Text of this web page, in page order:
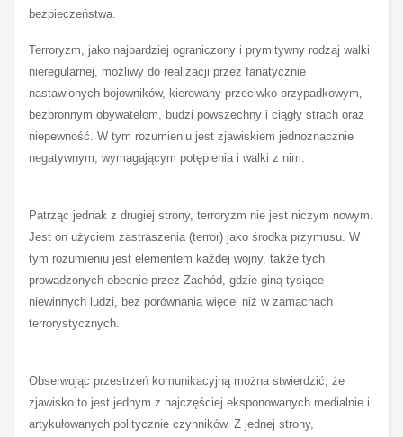
bezpieczeństwa.
Terroryzm, jako najbardziej ograniczony i prymitywny rodzaj walki
nieregularnej, możliwy do realizacji przez fanatycznie
nastawionych bojowników, kierowany przeciwko przypadkowym,
bezbronnym obywatelom, budzi powszechny i ciągły strach oraz
niepewność. W tym rozumieniu jest zjawiskiem jednoznacznie
negatywnym, wymagającym potępienia i walki z nim.
Patrząc jednak z drugiej strony, terroryzm nie jest niczym nowym.
Jest on użyciem zastraszenia (terror) jako środka przymusu. W
tym rozumieniu jest elementem każdej wojny, także tych
prowadzonych obecnie przez Zachód, gdzie giną tysiące
niewinnych ludzi, bez porównania więcej niż w zamachach
terrorystycznych.
Obserwując przestrzeń komunikacyjną można stwierdzić, że
zjawisko to jest jednym z najczęściej eksponowanych medialnie i
artykułowanych politycznie czynników. Z jednej strony,